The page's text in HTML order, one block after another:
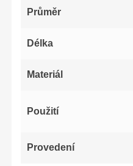
Průměr
Délka
Materiál
Použití
Provedení